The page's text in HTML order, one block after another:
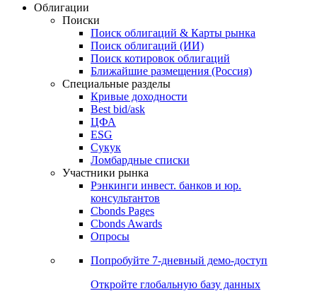
Облигации
Поиски
Поиск облигаций & Карты рынка
Поиск облигаций (ИИ)
Поиск котировок облигаций
Ближайшие размещения (Россия)
Специальные разделы
Кривые доходности
Best bid/ask
ЦФА
ESG
Сукук
Ломбардные списки
Участники рынка
Рэнкинги инвест. банков и юр.
консультантов
Cbonds Pages
Cbonds Awards
Опросы
Попробуйте 7-дневный демо-доступ
Откройте глобальную базу данных